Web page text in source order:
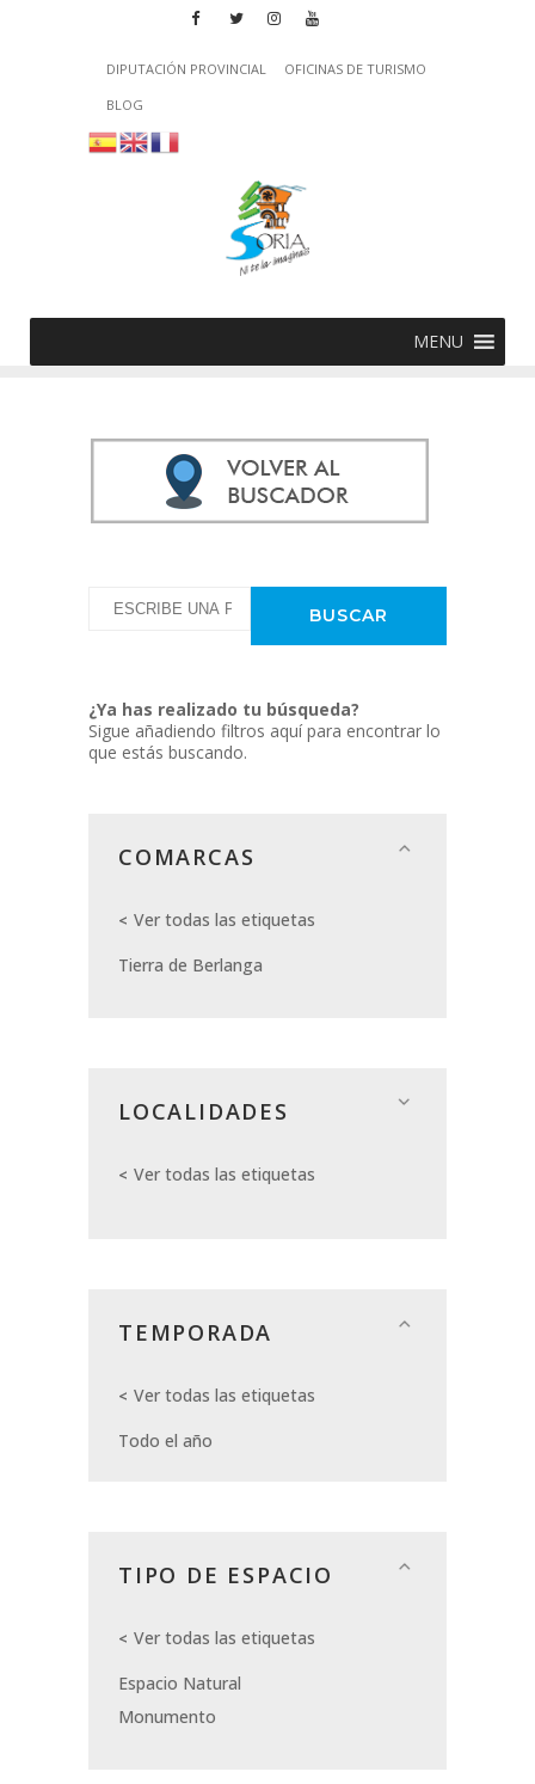
DIPUTACIÓN PROVINCIAL
OFICINAS DE TURISMO
BLOG
MENU
¿Ya has realizado tu búsqueda?
Sigue añadiendo filtros aquí para encontrar lo
que estás buscando.
COMARCAS
Ver todas las etiquetas
Tierra de Berlanga
LOCALIDADES
Ver todas las etiquetas
TEMPORADA
Ver todas las etiquetas
Todo el año
TIPO DE ESPACIO
Ver todas las etiquetas
Espacio Natural
Monumento